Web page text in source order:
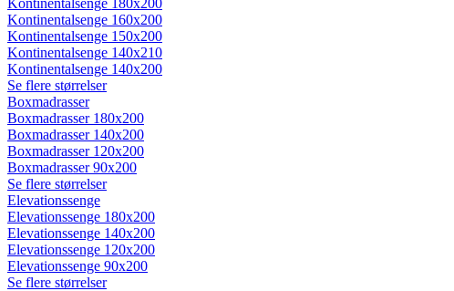
Kontinentalsenge 180x200
Kontinentalsenge 160x200
Kontinentalsenge 150x200
Kontinentalsenge 140x210
Kontinentalsenge 140x200
Se flere størrelser
Boxmadrasser
Boxmadrasser 180x200
Boxmadrasser 140x200
Boxmadrasser 120x200
Boxmadrasser 90x200
Se flere størrelser
Elevationssenge
Elevationssenge 180x200
Elevationssenge 140x200
Elevationssenge 120x200
Elevationssenge 90x200
Se flere størrelser